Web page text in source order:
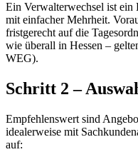
Ein Verwalterwechsel ist ein
mit einfacher Mehrheit.
fristgerecht auf die
wie überall in Hessen –
WEG).
Schritt 2 –
Empfehlenswert sind
idealerweise mit
auf: